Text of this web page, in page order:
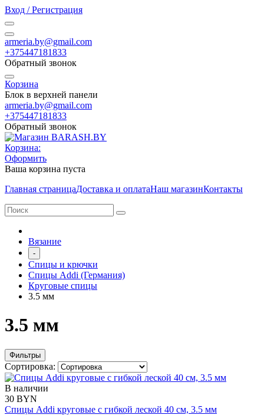
Вход / Регистрация
armeria.by@gmail.com
+375447181833
Обратный звонок
Корзина
Блок в верхней панели
armeria.by@gmail.com
+375447181833
Обратный звонок
Корзина:
Оформить
Ваша корзина пуста
Главная страницаДоставка и оплатаНаш магазинКонтакты
Вязание
-
Спицы и крючки
Спицы Addi (Германия)
Круговые спицы
3.5 мм
3.5 мм
Фильтры
Сортировка:
В наличии
30 BYN
Спицы Addi круговые с гибкой леской 40 см, 3.5 мм